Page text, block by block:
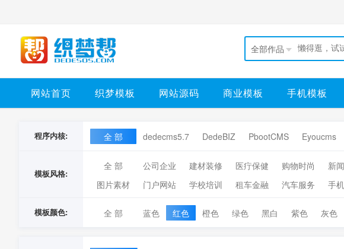
全部作品
网站首页 织梦模板 网站源码 商业模板 手机模板
程序内核: 全 部 dedecms5.7 DedeBIZ PbootCMS Eyoucms
模板风格:
全 部 公司企业 建材装修 医疔保健 购物时尚 新
图片素材
门户网站 学校培训 租车金融 汽车服务 手
模板颜色: 全 部 蓝色 红色 橙色 绿色 黑白 紫色 灰色